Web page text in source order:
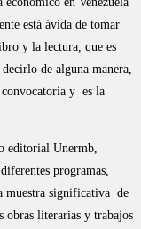
está ávida de tomar
y la lectura, que es
de alguna manera,
convocatoria y es la
editorial Unermb,
programas,
muestra significativa de
obras literarias y trabajos